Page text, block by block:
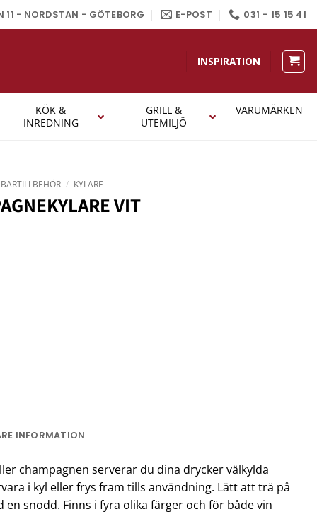
11 - NORDSTAN - GÖTEBORG E-POST 031 – 15 15 41
INSPIRATION
KÖK &
INREDNING
GRILL &
UTEMILJÖ
VARUMÄRKEN
BARTILLBEHÖR / KYLARE
VIT
INFORMATION
champagnen serverar du dina drycker välkylda
i kyl eller frys fram tills användning. Lätt att trä på
en snodd. Finns i fyra olika färger och för både vin